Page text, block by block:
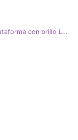
S.Barski Zapatos deportivos de cuero en la plataforma con brillo LR51-629 White blanco